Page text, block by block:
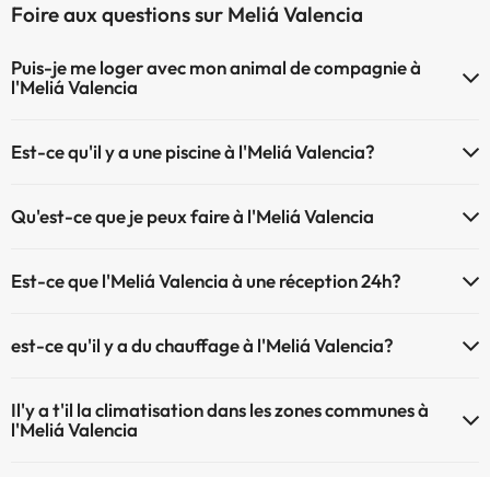
Foire aux questions sur Meliá Valencia
Puis-je me loger avec mon animal de compagnie à
l'Meliá Valencia
(sous demande et de payement à la réception). Consultez les
Est-ce qu'il y a une piscine à l'Meliá Valencia?
plus d'info sur la piscine et d'autres installations.
Piscine extérieure (toute la saison)
Qu'est-ce que je peux faire à l'Meliá Valencia
être payantes) :
Est-ce que l'Meliá Valencia à une réception 24h?
est-ce qu'il y a du chauffage à l'Meliá Valencia?
Il'y a t'il la climatisation dans les zones communes à
l'Meliá Valencia